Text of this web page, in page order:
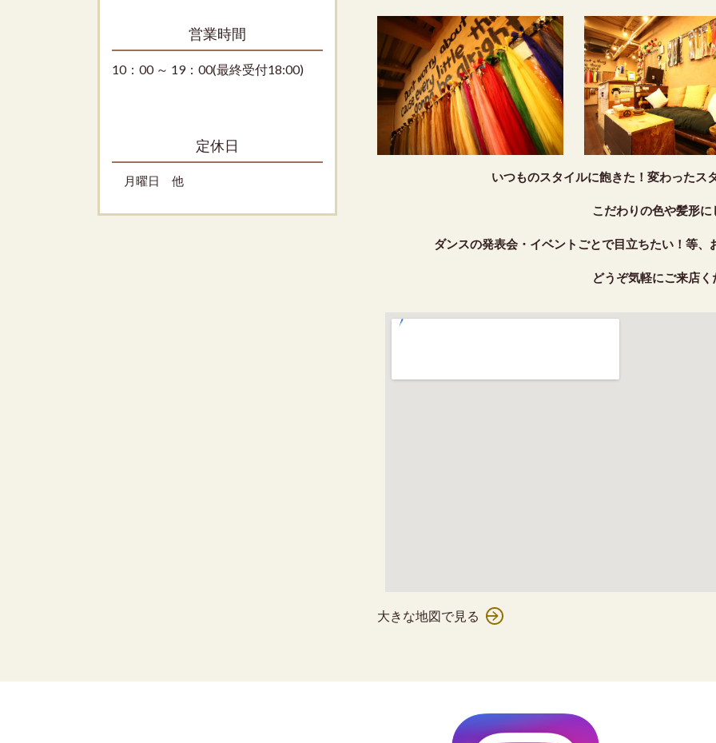
いつものスタイルに飽きた！変わったス
こだわりの色や髪形
ダンスの発表会・イベントごとで目立ちたい！等
どうぞ気軽にご来店
大きな地図で見る
営業時間
10：00 ～ 19：00(最終受付18:00)
定休日
月曜日 他